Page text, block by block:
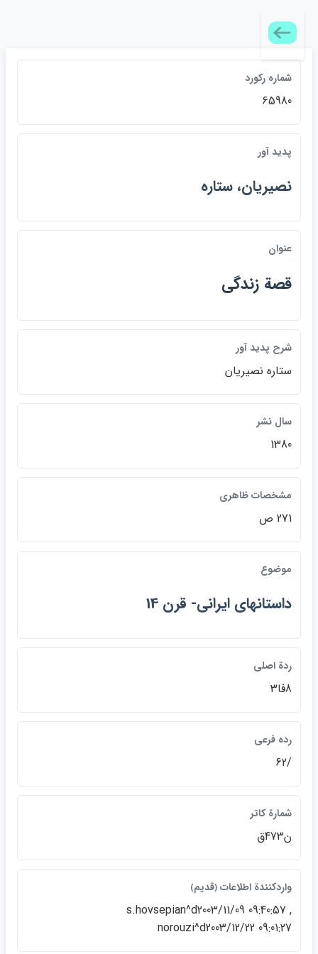
شماره ركورد
65980
پديد آور
نصيريان، ستاره
عنوان
قصة زندگي
شرح پديد آور
ستاره نصيريان
سال نشر
1380
مشخصات ظاهري
271 ص
موضوع
داستانهاي ايراني- قرن 14
ردة اصلي
8فا3
رده فرعي
/62
شمارة كاتر
ن473ق
واردكنندة اطلاعات ﴿قديم﴾
s.hovsepian^d2003/11/09 09:40:57 ,
norouzi^d2003/12/22 09:01:27